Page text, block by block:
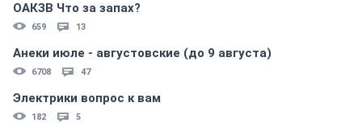
ОАКЗВ Что за запах?
659 13
Анеки июле - августовские (до 9 августа)
6708 47
Электрики вопрос к вам
182 5